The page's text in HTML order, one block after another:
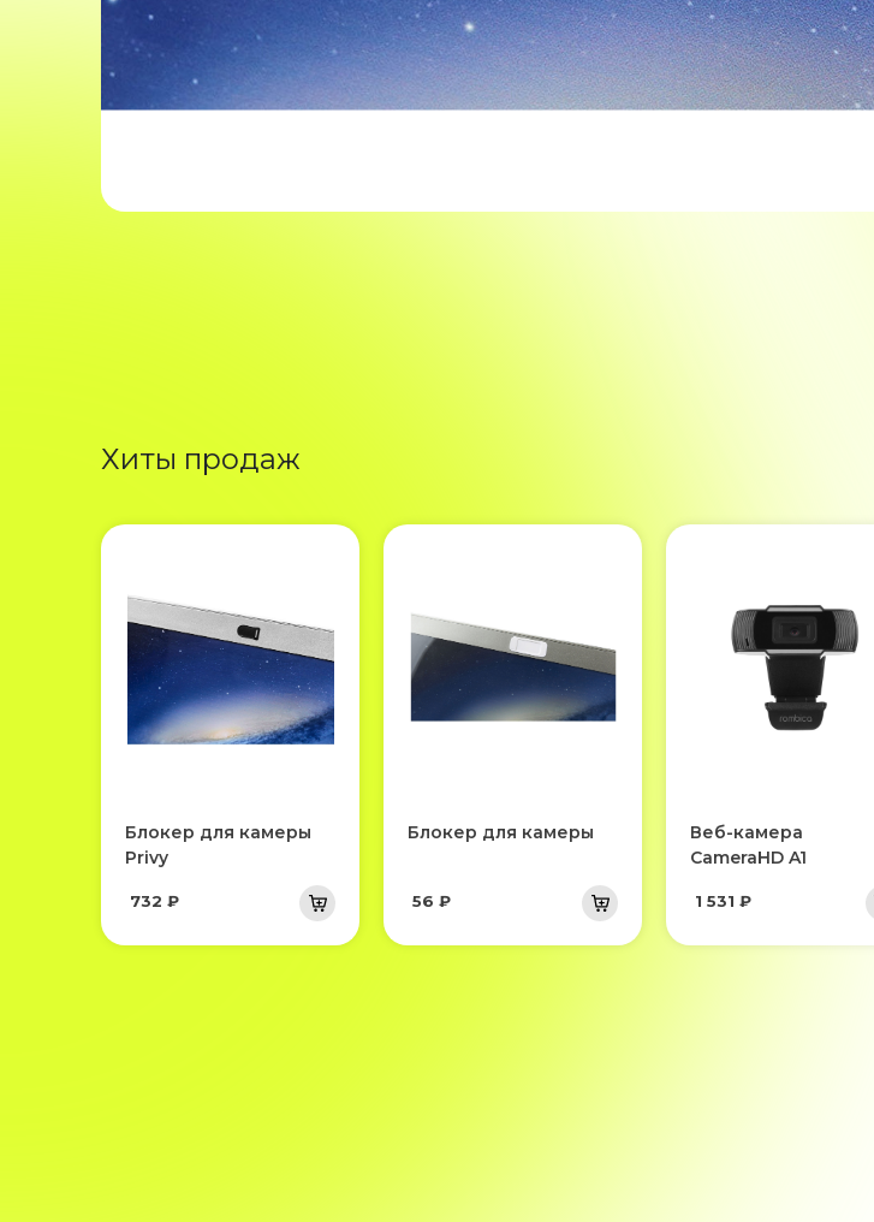
Хиты продаж
Блокер для камеры
Privy
732 ₽
Блокер для камеры
56 ₽
Веб-камера
CameraHD A1
1 531 ₽